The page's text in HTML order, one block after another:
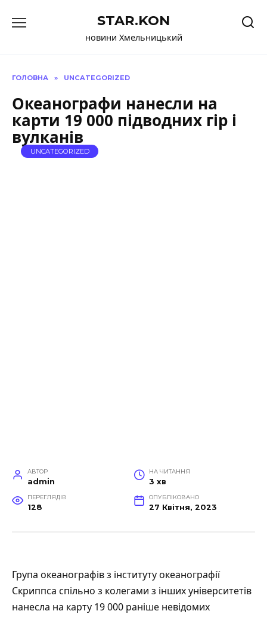
до
STAR.KON
новини Хмельницький
ГОЛОВНА » UNCATEGORIZED
Океанографи нанесли на
карти 19 000 підводних гір і
вулканів
UNCATEGORIZED
АВТОР
admin
НА ЧИТАННЯ
3 хв
ПЕРЕГЛЯДІВ
128
ОПУБЛІКОВАНО
27 Квітня, 2023
Група океанографів з інституту океанографії
Скриппса спільно з колегами з інших університетів
нанесла на карту 19 000 раніше невідомих